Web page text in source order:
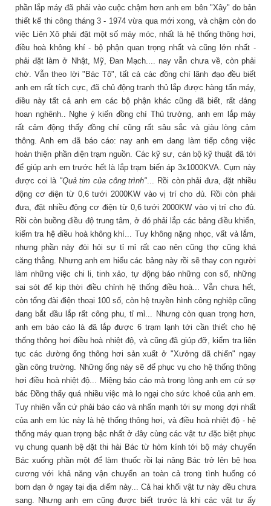
phần lắp máy đã phải vào cuộc chậm hơn anh em bên "Xây" do bản
thiết kế thi công tháng 3 - 1974 vừa qua mới xong, và chậm còn do
việc Liên Xô phải đặt một số máy móc, nhất là hệ thống thông hơi,
điều hoà không khí - bộ phận quan trọng nhất và cũng lớn nhất -
phải đặt làm ở Nhật, Mỹ, Đan Mạch.... nay vẫn chưa về, còn phải
chờ. Vẫn theo lời "Bác Tô", tất cả các đồng chí lãnh đạo đều biết
anh em rất tích cực, đã chủ động tranh thủ lắp được hàng tấn máy,
điều này tất cả anh em các bộ phận khác cũng đã biết, rất đáng
hoan nghênh.. Nghe ý kiến đồng chí Thủ trưởng, anh em lắp máy
rất cảm động thấy đồng chí cũng rất sâu sắc và giàu lòng cảm
thông. Anh em đã báo cáo: nay anh em đang làm tiếp công việc
hoàn thiện phần điện trạm nguồn. Các kỹ sư, cán bộ kỹ thuật đã tới
để giúp anh em trước hết là lắp trạm biến áp 3x1000KVA. Cụm này
được coi là "Quả tim của công trình"... Rồi còn phải đưa, đặt nhiều
động cơ điện từ 0,6 tưới 2000KW vào vị trí cho đủ. Rồi còn phải
đưa, đặt nhiều động cơ điện từ 0,6 tưới 2000KW vào vị trí cho đủ.
Rồi còn buồng điều độ trung tâm, ở đó phải lắp các bảng điều khiển,
kiểm tra hệ điều hoà không khí... Tuy không nặng nhọc, vất vả lắm,
nhưng phần này đòi hỏi sự tỉ mỉ rất cao nên cũng thợ cũng khá
căng thẳng. Nhưng anh em hiểu các bảng này rồi sẽ thay con người
làm những việc chi li, tinh xảo, tự động báo những con số, những
sai sót để kịp thời điều chỉnh hệ thống điều hoà... Vẫn chưa hết,
còn tổng đài điện thoại 100 số, còn hệ truyền hình công nghiệp cũng
đang bắt đầu lắp rất công phu, tỉ mỉ... Nhưng còn quan trọng hơn,
anh em báo cáo là đã lắp được 6 trạm lạnh tới cần thiết cho hệ
thống thông hơi điều hoà nhiệt độ, và cũng đã giúp đỡ, kiểm tra liên
tục các đường ống thông hơi sản xuất ở "Xưởng dã chiến" ngay
gần công trường. Những ống này sẽ để phục vụ cho hệ thống thông
hơi điều hoà nhiệt độ... Miệng báo cáo mà trong lòng anh em cứ sợ
bác Đồng thấy quá nhiều việc mà lo ngại cho sức khoẻ của anh em.
Tuy nhiên vẫn cứ phải báo cáo và nhấn mạnh tới sự mong đợi nhất
của anh em lúc này là hệ thống thông hơi, và điều hoà nhiệt độ - hệ
thống máy quan trọng bậc nhất ở đây cùng các vật tư đặc biệt phục
vụ chung quanh bệ đặt thi hài Bác từ hòm kính tới bộ máy chuyển
Bác xuống phần một để làm thuốc rồi lại nâng Bác trở lên bệ hoa
cương với khả năng vận chuyển an toàn cả trong tình huống có
bom đạn ở ngay tại địa điểm này... Cả hai khối vật tư này đều chưa
sang. Nhưng anh em cũng được biết trước là khi các vật tư ấy